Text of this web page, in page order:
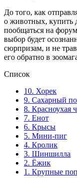
До того, как
о животных, купить
пообщаться на
выбор будет
сюрпризам, и не
его обратно в
Список
10. Хорек
9. Сахарный
8. Красноухая
7. Енот
6. Крысы
5. Мини-пиг
4. Кролик
3. Шиншилла
2. Ёжик
1. Крупные